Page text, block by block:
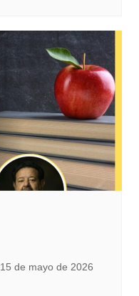
15 de mayo de 2026